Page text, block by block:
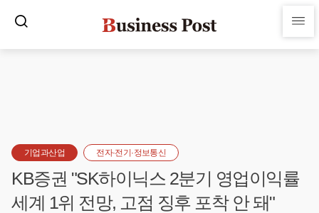
기업과산업 전자·전기·정보통신
KB증권 "SK하이닉스 2분기 영업이익률
세계 1위 전망, 고점 징후 포착 안 돼"